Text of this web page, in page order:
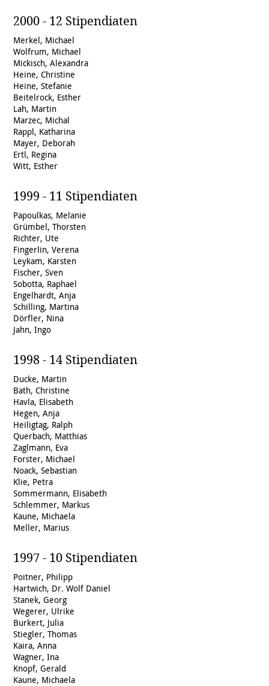
2000 - 12 Stipendiaten
Merkel, Michael
Wolfrum, Michael
Mickisch, Alexandra
Heine, Christine
Heine, Stefanie
Beitelrock, Esther
Lah, Martin
Marzec, Michal
Rappl, Katharina
Mayer, Deborah
Ertl, Regina
Witt, Esther
1999 - 11 Stipendiaten
Papoulkas, Melanie
Grümbel, Thorsten
Richter, Ute
Fingerlin, Verena
Leykam, Karsten
Fischer, Sven
Sobotta, Raphael
Engelhardt, Anja
Schilling, Martina
Dörfler, Nina
Jahn, Ingo
1998 - 14 Stipendiaten
Ducke, Martin
Bath, Christine
Havla, Elisabeth
Hegen, Anja
Heiligtag, Ralph
Querbach, Matthias
Zaglmann, Eva
Forster, Michael
Noack, Sebastian
Klie, Petra
Sommermann, Elisabeth
Schlemmer, Markus
Kaune, Michaela
Meller, Marius
1997 - 10 Stipendiaten
Poitner, Philipp
Hartwich, Dr. Wolf Daniel
Stanek, Georg
Wegerer, Ulrike
Burkert, Julia
Stiegler, Thomas
Kaira, Anna
Wagner, Ina
Knopf, Gerald
Kaune, Michaela